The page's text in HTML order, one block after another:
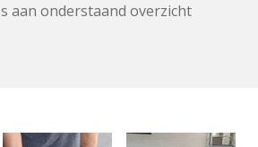
aan onderstaand overzicht